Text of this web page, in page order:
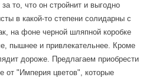
то, что он стройнит и выгодно
в какой-то степени солидарны с
на фоне черной шляпной коробке
пышнее и привлекательнее. Кроме
дороже. Предлагаем приобрести
от "Империя цветов", которые